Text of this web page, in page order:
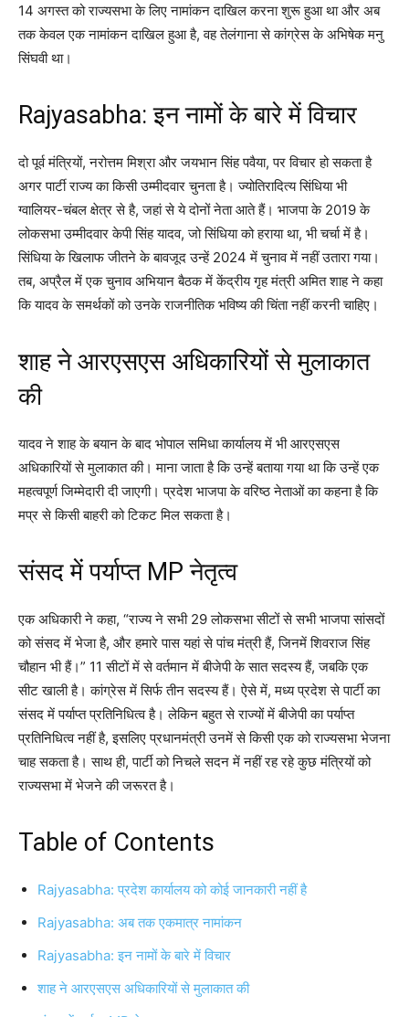
14 अगस्त को राज्यसभा के लिए नामांकन दाखिल करना शुरू हुआ था और अब
तक केवल एक नामांकन दाखिल हुआ है, वह तेलंगाना से कांग्रेस के अभिषेक मनु
सिंघवी था।
Rajyasabha: इन नामों के बारे में विचार
दो पूर्व मंत्रियों, नरोत्तम मिश्रा और जयभान सिंह पवैया, पर विचार हो सकता है
अगर पार्टी राज्य का किसी उम्मीदवार चुनता है। ज्योतिरादित्य सिंधिया भी
ग्वालियर-चंबल क्षेत्र से है, जहां से ये दोनों नेता आते हैं। भाजपा के 2019 के
लोकसभा उम्मीदवार केपी सिंह यादव, जो सिंधिया को हराया था, भी चर्चा में है।
सिंधिया के खिलाफ जीतने के बावजूद उन्हें 2024 में चुनाव में नहीं उतारा गया।
तब, अप्रैल में एक चुनाव अभियान बैठक में केंद्रीय गृह मंत्री अमित शाह ने कहा
कि यादव के समर्थकों को उनके राजनीतिक भविष्य की चिंता नहीं करनी चाहिए।
शाह ने आरएसएस अधिकारियों से मुलाकात
की
यादव ने शाह के बयान के बाद भोपाल समिधा कार्यालय में भी आरएसएस
अधिकारियों से मुलाकात की। माना जाता है कि उन्हें बताया गया था कि उन्हें एक
महत्वपूर्ण जिम्मेदारी दी जाएगी। प्रदेश भाजपा के वरिष्ठ नेताओं का कहना है कि
मप्र से किसी बाहरी को टिकट मिल सकता है।
संसद में पर्याप्त MP नेतृत्व
एक अधिकारी ने कहा, “राज्य ने सभी 29 लोकसभा सीटों से सभी भाजपा सांसदों
को संसद में भेजा है, और हमारे पास यहां से पांच मंत्री हैं, जिनमें शिवराज सिंह
चौहान भी हैं।” 11 सीटों में से वर्तमान में बीजेपी के सात सदस्य हैं, जबकि एक
सीट खाली है। कांग्रेस में सिर्फ तीन सदस्य हैं। ऐसे में, मध्य प्रदेश से पार्टी का
संसद में पर्याप्त प्रतिनिधित्व है। लेकिन बहुत से राज्यों में बीजेपी का पर्याप्त
प्रतिनिधित्व नहीं है, इसलिए प्रधानमंत्री उनमें से किसी एक को राज्यसभा भेजना
चाह सकता है। साथ ही, पार्टी को निचले सदन में नहीं रह रहे कुछ मंत्रियों को
राज्यसभा में भेजने की जरूरत है।
Table of Contents
Rajyasabha: प्रदेश कार्यालय को कोई जानकारी नहीं है
Rajyasabha: अब तक एकमात्र नामांकन
Rajyasabha: इन नामों के बारे में विचार
शाह ने आरएसएस अधिकारियों से मुलाकात की